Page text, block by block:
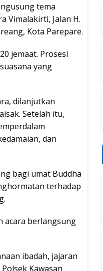
tema
Vimalakirti, Jalan H.
Kota Parepare.
jemaat. Prosesi
yang
dilanjutkan
Setelah itu,
dan
bagi umat Buddha
terhadap
acara berlangsung
ibadah, jajaran
Kawasan